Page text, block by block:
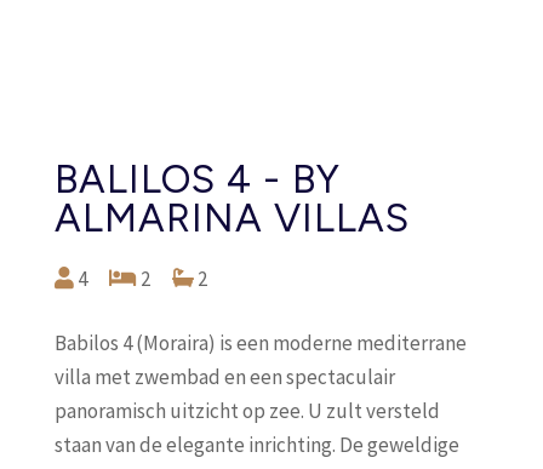
BALILOS 4 - BY
ALMARINA VILLAS
4 2 2
Babilos 4 (Moraira) is een moderne mediterrane
villa met zwembad en een spectaculair
panoramisch uitzicht op zee. U zult versteld
staan ​​van de elegante inrichting. De geweldige